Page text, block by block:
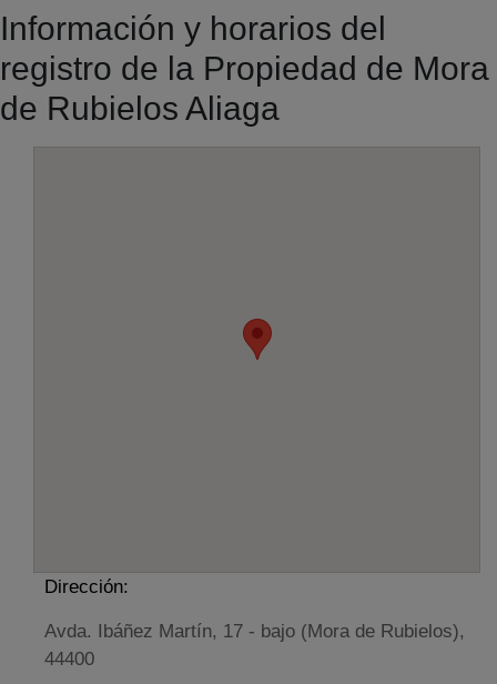
Información y horarios del
registro de la Propiedad de Mora
de Rubielos Aliaga
Dirección:
Avda. Ibáñez Martín, 17 - bajo (Mora de Rubielos),
44400